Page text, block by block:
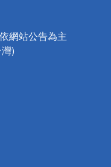
網站公告為主
)